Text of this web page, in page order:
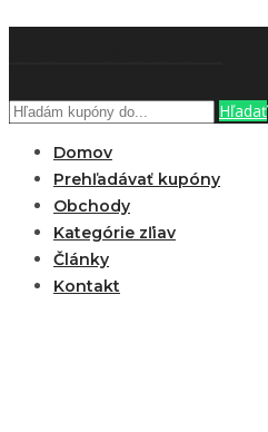
Hľadať
Domov
Prehľadávať kupóny
Obchody
Kategórie zľiav
Články
Kontakt